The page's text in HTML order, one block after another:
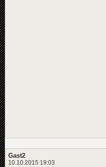
Gast2
10.10.2015 19:03